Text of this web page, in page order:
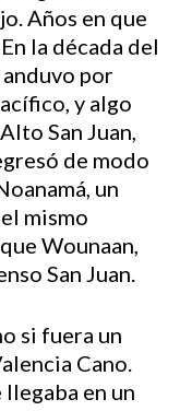
Años en que
la década del
anduvo por
y algo
San Juan,
de modo
un
mismo
Wounaan,
San Juan.
si fuera un
Cano.
llegaba en un